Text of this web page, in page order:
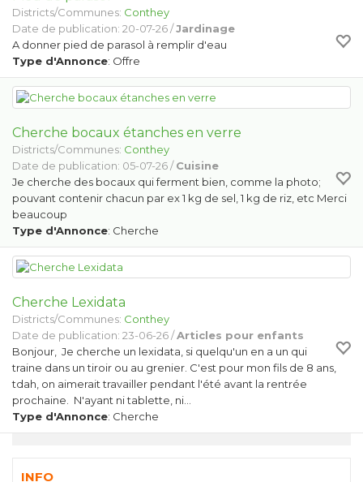
Districts/Communes: Conthey
Date de publication: 20-07-26 /Jardinage
A donner pied de parasol à remplir d'eau
Type d'Annonce: Offre
Cherche bocaux étanches en verre
Districts/Communes: Conthey
Date de publication: 05-07-26 /Cuisine
Je cherche des bocaux qui ferment bien, comme la photo;
pouvant contenir chacun par ex 1 kg de sel, 1 kg de riz, etc Merci
beaucoup
Type d'Annonce: Cherche
Cherche Lexidata
Districts/Communes: Conthey
Date de publication: 23-06-26 /Articles pour enfants
Bonjour, Je cherche un lexidata, si quelqu'un en a un qui
traine dans un tiroir ou au grenier. C'est pour mon fils de 8 ans,
tdah, on aimerait travailler pendant l'été avant la rentrée
prochaine. N'ayant ni tablette, ni…
Type d'Annonce: Cherche
INFO